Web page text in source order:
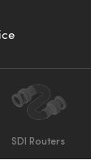
SDI Routers